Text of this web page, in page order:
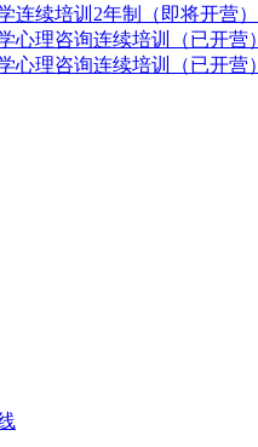
连续培训2年制（即将开营）
心理咨询连续培训（已开营）
心理咨询连续培训（已开营）